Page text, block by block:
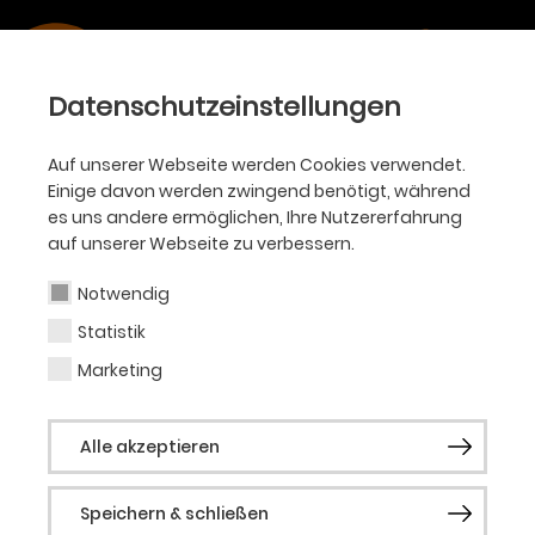
Datenschutzeinstellungen
Auf unserer Webseite werden Cookies verwendet.
Einige davon werden zwingend benötigt, während
es uns andere ermöglichen, Ihre Nutzererfahrung
auf unserer Webseite zu verbessern.
Notwendig
Statistik
Marketing
Alle akzeptieren
Speichern & schließen